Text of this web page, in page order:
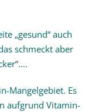
„gesund“ auch
schmeckt aber
Mangelgebiet. Es
aufgrund Vitamin-